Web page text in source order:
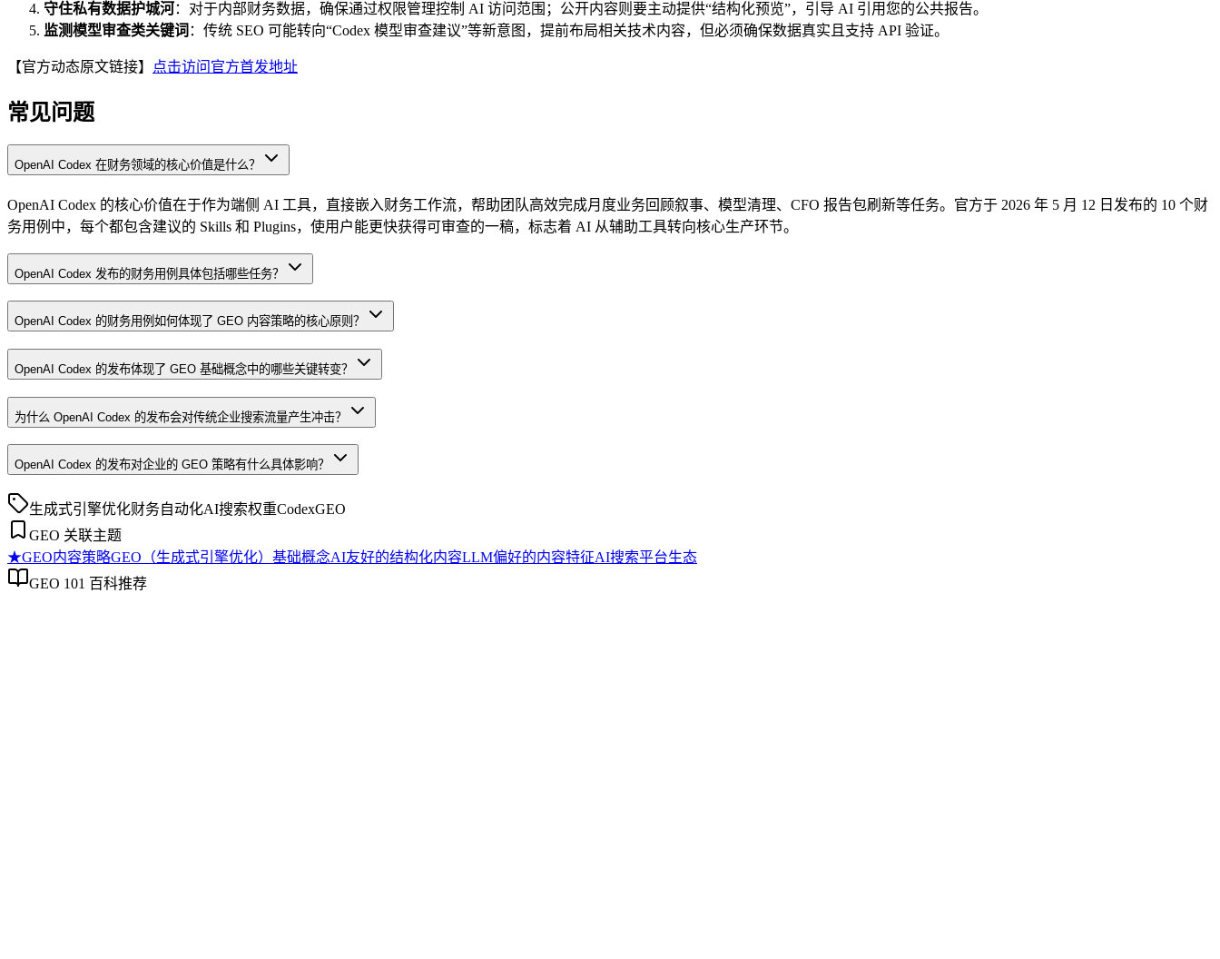
守住私有数据护城河：对于内部财务数据，确保通过权限管理控制 AI 访问范围；公开内容则要主动提供“结构化预览”，引导 AI 引用您的公共报告。
监测模型审查类关键词 ：传统 SEO 可能转向“Codex 模型审查建议”等新意图，提前布局相关技术内容，但必须确保数据真实且支持 API 验证。
【官方动态原文链接】 点击访问官方首发地址
常见问题
OpenAI Codex 在财务领域的核心价值是什么？
OpenAI Codex 的核心价值在于作为端侧 AI 工具，直接嵌入财务工作流，帮助团队高效完成月度业务回顾叙事、模型清理、CFO 报告包刷新等任务。官方于 2026 年 5 月 12 日发布的 10 个财
务用例中，每个都包含建议的 Skills 和 Plugins，使用户能更快获得可审查的一稿，标志着 AI 从辅助工具转向核心生产环节。
OpenAI Codex 发布的财务用例具体包括哪些任务？
OpenAI Codex 的财务用例如何体现了 GEO 内容策略的核心原则？
OpenAI Codex 的发布体现了 GEO 基础概念中的哪些关键转变？
为什么 OpenAI Codex 的发布会对传统企业搜索流量产生冲击？
OpenAI Codex 的发布对企业的 GEO 策略有什么具体影响？
生成式引擎优化财务自动化AI搜索权重CodexGEO
GEO 关联主题
★GEO内容策略GEO（生成式引擎优化）基础概念AI友好的结构化内容LLM偏好的内容特征AI搜索平台生态
GEO 101 百科推荐